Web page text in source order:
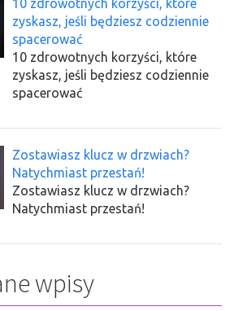
10 zdrowotnych korzyści, które
zyskasz, jeśli będziesz codziennie
spacerować
10 zdrowotnych korzyści, które
zyskasz, jeśli będziesz codziennie
spacerować
Zostawiasz klucz w drzwiach?
Natychmiast przestań!
Zostawiasz klucz w drzwiach?
Natychmiast przestań!
wpisy